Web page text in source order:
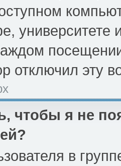
университете
отключил эту
чтобы я не
в